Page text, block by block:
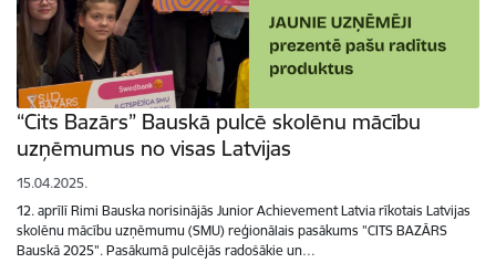
“Cits Bazārs” Bauskā pulcē skolēnu mācību
uzņēmumus no visas Latvijas
15.04.2025.
12. aprīlī Rimi Bauska norisinājās Junior Achievement Latvia rīkotais Latvijas
skolēnu mācību uzņēmumu (SMU) reģionālais pasākums "CITS BAZĀRS
Bauskā 2025". Pasākumā pulcējās radošākie un…